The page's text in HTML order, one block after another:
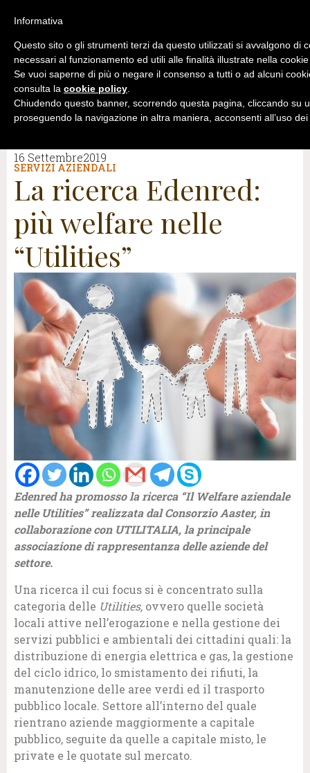
16 Settembre2019
SERVIZI AZIENDALI
La ricerca Edenred:
più welfare nelle
“Utilities”
Edenred ha promosso la ricerca “Il Welfare aziendale
nelle Utilities” realizzata dal Consorzio Aaster, in
collaborazione con UTILITALIA, la principale
associazione di rappresentanza delle aziende del
settore.
Una ricerca il cui focus si è concentrato sulla
categoria delle Utilities, ovvero quelle società
locali attive nell’erogazione e nella gestione dei
servizi pubblici e ambientali dei cittadini quali: la
distribuzione di energia elettrica e gas, la gestione
del ciclo idrico, lo smistamento dei rifiuti, la
manutenzione delle aree verdi ed il trasporto
pubblico locale. Settore all’interno del quale
rientrano aziende maggiormente a capitale
pubblico, seguite da quelle a capitale misto, le
private e le quotate sul mercato.
Informativa
Questo sito o gli strumenti terzi da questo utilizzati si avvalgono di
necessari al funzionamento ed utili alle finalità illustrate nella
Se vuoi saperne di più o negare il consenso a tutti o ad alcuni
consulta la cookie policy.
Chiudendo questo banner, scorrendo questa pagina, cliccando su
proseguendo la navigazione in altra maniera, acconsenti all’uso